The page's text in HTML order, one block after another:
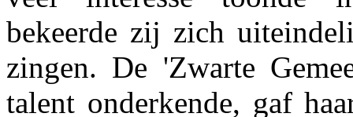
bekeerde zij zich
zingen. De 'Zwarte
talent onderkende, gaf